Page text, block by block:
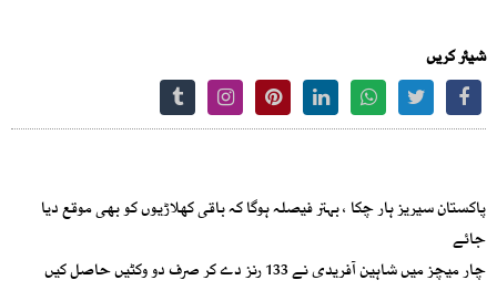
شیئر کریں
پاکستان سیریز ہار چکا ، بہتر فیصلہ ہوگا کہ باقی کھلاڑیوں کو بھی موقع دیا
جائے
چار میچز میں شاہین آفریدی نے 133 رنز دے کر صرف دو وکٹیں حاصل کیں